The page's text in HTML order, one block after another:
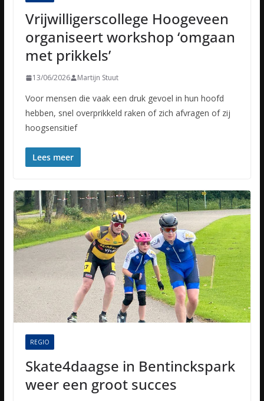
Vrijwilligerscollege Hoogeveen
organiseert workshop ‘omgaan
met prikkels’
13/06/2026 Martijn Stuut
Voor mensen die vaak een druk gevoel in hun hoofd
hebben, snel overprikkeld raken of zich afvragen of zij
hoogsensitief
Lees meer
REGIO
Skate4daagse in Bentinckspark
weer een groot succes